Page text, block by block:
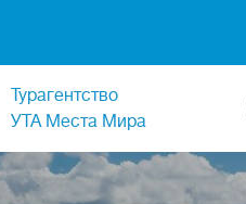
Турагентство
УТА Места Мира